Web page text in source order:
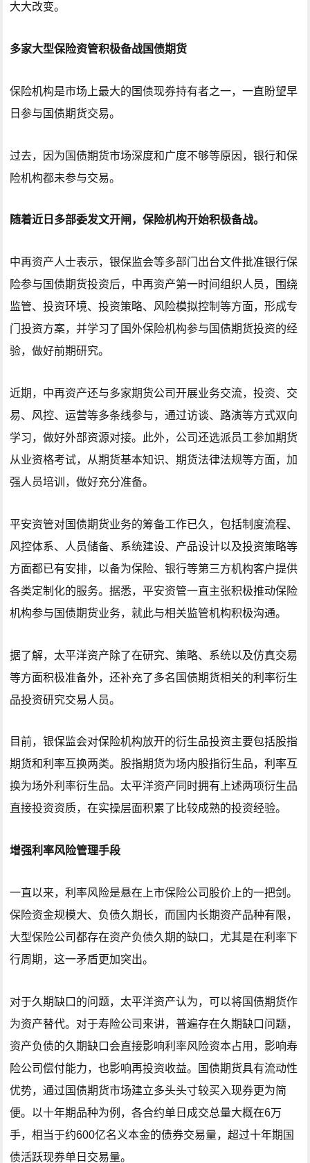
大大改变。
多家大型保险资管积极备战国债期货
保险机构是市场上最大的国债现券持有者之一，一直盼望早
日参与国债期货交易。
过去，因为国债期货市场深度和广度不够等原因，银行和保
险机构都未参与交易。
随着近日多部委发文开闸，保险机构开始积极备战。
中再资产人士表示，银保监会等多部门出台文件批准银行保
险参与国债期货投资后，中再资产第一时间组织人员，围绕
监管、投资环境、投资策略、风险模拟控制等方面，形成专
门投资方案，并学习了国外保险机构参与国债期货投资的经
验，做好前期研究。
近期，中再资产还与多家期货公司开展业务交流，投资、交
易、风控、运营等多条线参与，通过访谈、路演等方式双向
学习，做好外部资源对接。此外，公司还选派员工参加期货
从业资格考试，从期货基本知识、期货法律法规等方面，加
强人员培训，做好充分准备。
平安资管对国债期货业务的筹备工作已久，包括制度流程、
风控体系、人员储备、系统建设、产品设计以及投资策略等
方面都已有安排，以备为保险、银行等第三方机构客户提供
各类定制化的服务。据悉，平安资管一直主张积极推动保险
机构参与国债期货业务，就此与相关监管机构积极沟通。
据了解，太平洋资产除了在研究、策略、系统以及仿真交易
等方面积极准备外，还补充了多名国债期货相关的利率衍生
品投资研究交易人员。
目前，银保监会对保险机构放开的衍生品投资主要包括股指
期货和利率互换两类。股指期货为场内股指衍生品，利率互
换为场外利率衍生品。太平洋资产同时拥有上述两项衍生品
直接投资资质，在实操层面积累了比较成熟的投资经验。
增强利率风险管理手段
一直以来，利率风险是悬在上市保险公司股价上的一把剑。
保险资金规模大、负债久期长，而国内长期资产品种有限，
大型保险公司都存在资产负债久期的缺口，尤其是在利率下
行周期，这一矛盾更加突出。
对于久期缺口的问题，太平洋资产认为，可以将国债期货作
为资产替代。对于寿险公司来讲，普遍存在久期缺口问题，
资产负债的久期缺口会直接影响利率风险资本占用，影响寿
险公司偿付能力，也影响再投资收益。国债期货具有流动性
优势，通过国债期货市场建立多头头寸较买入现券更为简
便。以十年期品种为例，各合约单日成交总量大概在6万
手，相当于约600亿名义本金的债券交易量，超过十年期国
债活跃现券单日交易量。